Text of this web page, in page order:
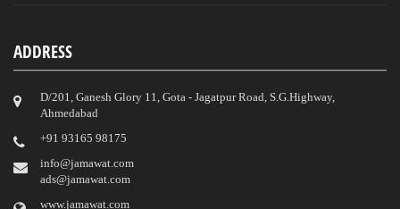
ADDRESS
D/201, Ganesh Glory 11, Gota - Jagatpur Road, S.G.Highway,
Ahmedabad
‎+91 93165 98175
info@jamawat.com
ads@jamawat.com
www.jamawat.com